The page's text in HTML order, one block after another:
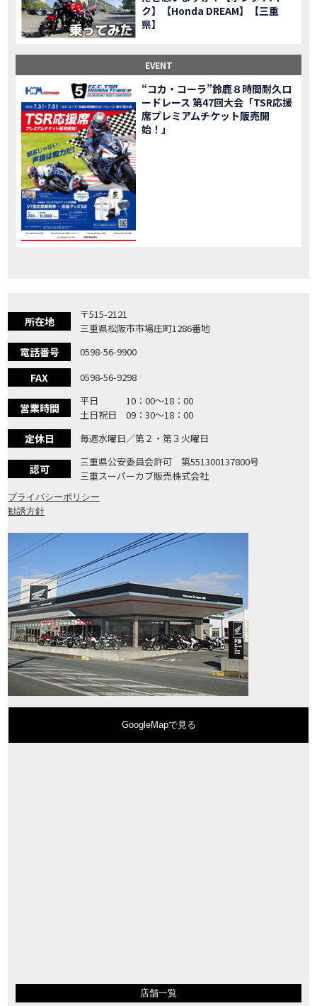
NEW BIKE 「X-ADV」大型クロスオーバーモデル X-ADV をフルモデルチェンジし発売！
NEW BIKE 「CB1000R」のヘッドライト等の外観デザインやカラーリングの変更など熟成を図り発売！
NEW BIKE 「NC750X」大型スポーツモデル NC750X をフルモデルチェンジし発売！
NEW BIKE 「CB1300 SUPER FOUR」「CB1300 SUPER BOL D’OR」ならびに「CB1300 SUPER FOUR SP」「CB1300 SUPER BOL D’OR SP」に先進の電子制御デバイスを採用し発売！
NEW BIKE 大型クルーザーモデル「Rebel 1100」を新発売!!
NEW BIKE よりスポーティーなイメージを強化『CBR650R』を発表!
NEW BIKE Neo Sports Caféシリーズのミドルクラスモデル『CB650R』を発表！
NEW BIKE フルモデルチェンジした 新型「PCX」「PCX160」「PCX e:HEV」を発表!
NEWS 国内販売を予定するグローバルモデルがHondaバイクWebサイトで公開されました！
NEW BIKE 「CRF250L」「CRF250 RALLY」をフルモデルチェンジし発表！
ク】【Honda DREAM】【三重
県】
EVENT
“コカ・コーラ”鈴鹿８時間耐久ロ
ードレース 第47回大会「TSR応援
席プレミアムチケット販売開
始！」
所在地
〒515-2121
三重県松阪市市場庄町1286番地
電話番号 0598-56-9900
FAX 0598-56-9298
営業時間
平日 10：00〜18：00
土日祝日 09：30〜18：00
定休日 毎週水曜日／第２・第３火曜日
認可
三重県公安委員会許可 第551300137800号
三重スーパーカブ販売株式会社
プライバシーポリシー
勧誘方針
GoogleMapで見る
店舗一覧